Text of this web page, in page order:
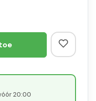
20:00